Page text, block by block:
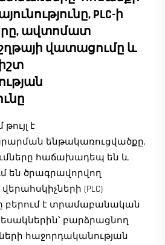
PLC-ի
ավտոմատ
վատացումը և
է
ենթակառուցվածքը,
հաճախադեպ են և
ծրագրավորվող
(PLC)
բերում է տրամաբանական
բարձրացնող
հաջորդականության